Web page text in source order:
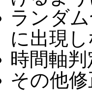
ランダ
に出現
時間軸
その他